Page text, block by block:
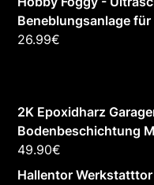
Beneblungsanlage für
26.99€
2K Epoxidharz
Bodenbeschichtung
49.90€
Hallentor